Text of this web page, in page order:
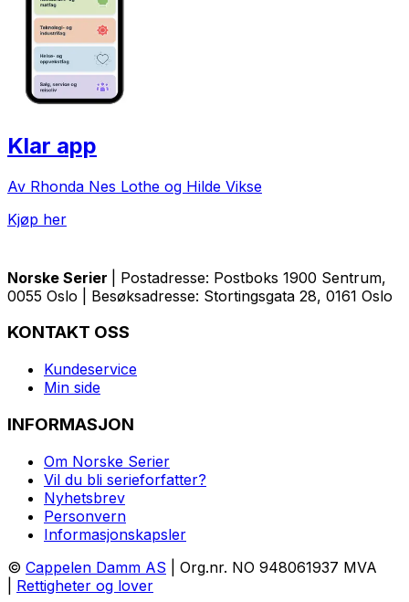
Klar app
Av Rhonda Nes Lothe og Hilde Vikse
Kjøp her
Norske Serier
| Postadresse: Postboks 1900 Sentrum,
0055 Oslo | Besøksadresse: Stortingsgata 28, 0161 Oslo
KONTAKT OSS
Kundeservice
Min side
INFORMASJON
Om Norske Serier
Vil du bli serieforfatter?
Nyhetsbrev
Personvern
Informasjonskapsler
© Cappelen Damm AS | Org.nr. NO 948061937 MVA
Rettigheter og lover